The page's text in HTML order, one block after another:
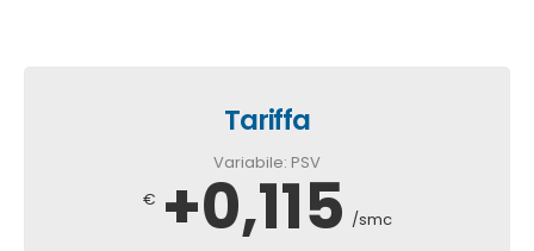
Tariffa
Variabile: PSV
€ +0,115 /smc